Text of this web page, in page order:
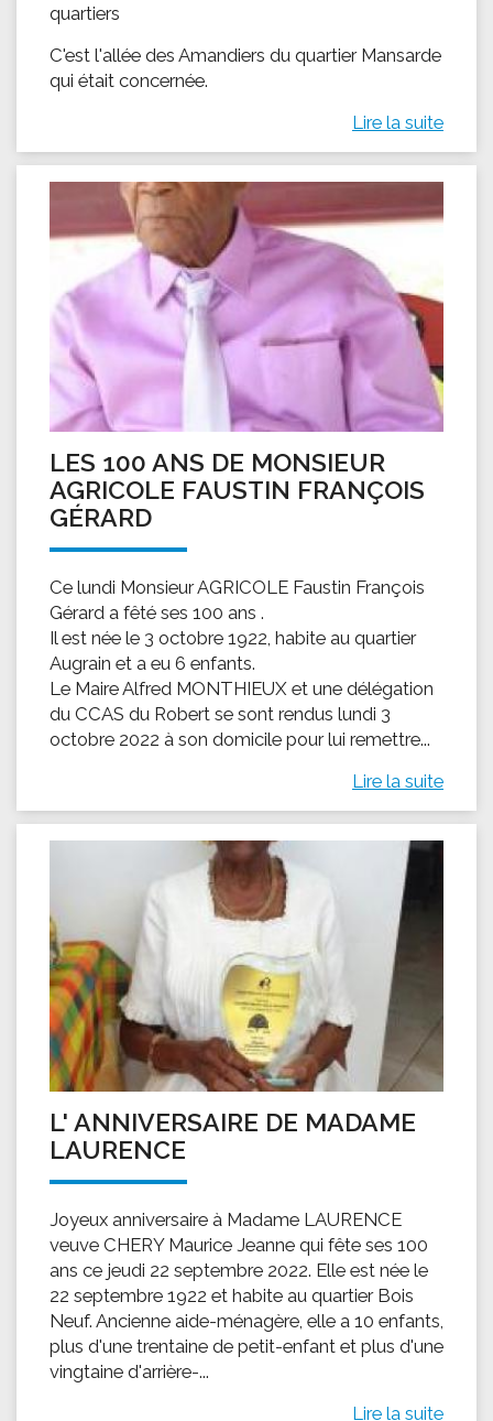
quartiers
C'est l'allée des Amandiers du quartier Mansarde
qui était concernée.
Lire la suite
LES 100 ANS DE MONSIEUR
AGRICOLE FAUSTIN FRANÇOIS
GÉRARD
Ce lundi Monsieur AGRICOLE Faustin François
Gérard a fêté ses 100 ans .
Il est née le 3 octobre 1922, habite au quartier
Augrain et a eu 6 enfants.
Le Maire Alfred MONTHIEUX et une délégation
du CCAS du Robert se sont rendus lundi 3
octobre 2022 à son domicile pour lui remettre...
Lire la suite
L' ANNIVERSAIRE DE MADAME
LAURENCE
Joyeux anniversaire à Madame LAURENCE
veuve CHERY Maurice Jeanne qui fête ses 100
ans ce jeudi 22 septembre 2022. Elle est née le
22 septembre 1922 et habite au quartier Bois
Neuf. Ancienne aide-ménagère, elle a 10 enfants,
plus d'une trentaine de petit-enfant et plus d'une
vingtaine d'arrière-...
Lire la suite